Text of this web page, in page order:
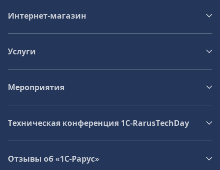
Интернет-магазин
Услуги
Мероприятия
Техническая конференция 1C‑RarusTechDay
Отзывы об «1С-Рарус»